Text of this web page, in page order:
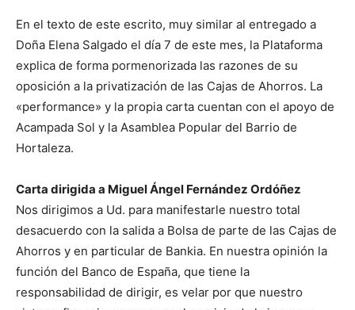
En el texto de este escrito, muy similar al entregado a
Doña Elena Salgado el día 7 de este mes, la Plataforma
explica de forma pormenorizada las razones de su
oposición a la privatización de las Cajas de Ahorros. La
«performance» y la propia carta cuentan con el apoyo de
Acampada Sol y la Asamblea Popular del Barrio de
Hortaleza.
Carta dirigida a Miguel Ángel Fernández Ordóñez
Nos dirigimos a Ud. para manifestarle nuestro total
desacuerdo con la salida a Bolsa de parte de las Cajas de
Ahorros y en particular de Bankia. En nuestra opinión la
función del Banco de España, que tiene la
responsabilidad de dirigir, es velar por que nuestro